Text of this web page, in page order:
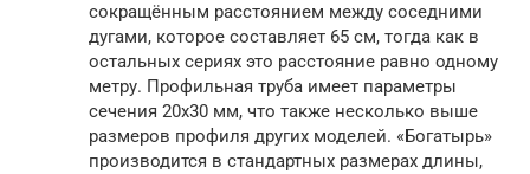
сокращённым расстоянием между соседними
дугами, которое составляет 65 см, тогда как в
остальных сериях это расстояние равно одному
метру. Профильная труба имеет параметры
сечения 20х30 мм, что также несколько выше
размеров профиля других моделей. «Богатырь»
производится в стандартных размерах длины,